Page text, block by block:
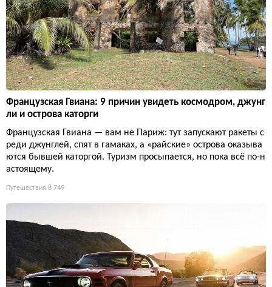
Французская Гвиана: 9 причин увидеть космодром, джунг
ли и острова каторги
Французская Гвиана — вам не Париж: тут запускают ракеты с
реди джунглей, спят в гамаках, а «райские» острова оказыва
ются бывшей каторгой. Туризм просыпается, но пока всё по-н
астоящему.
Путешествия 8 749